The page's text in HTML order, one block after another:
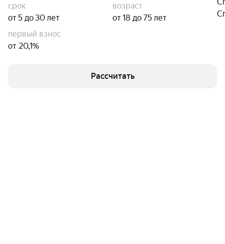
срок
от 5 до 30 лет
возраст
от 18 до 75 лет
первый взнос
от 20,1%
Рассчитать